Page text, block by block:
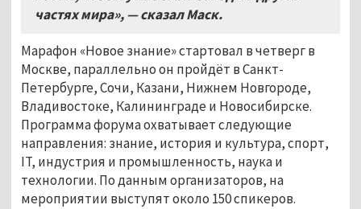
частях мира», — сказал Маск.
Марафон «Новое знание» стартовал в четверг в
Москве, параллельно он пройдёт в Санкт-
Петербурге, Сочи, Казани, Нижнем Новгороде,
Владивостоке, Калининграде и Новосибирске.
Программа форума охватывает следующие
направления: знание, история и культура, спорт,
IT, индустрия и промышленность, наука и
технологии. По данным организаторов, на
мероприятии выступят около 150 спикеров.